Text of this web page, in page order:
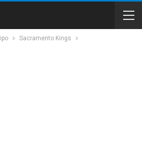
Sacramento Kings